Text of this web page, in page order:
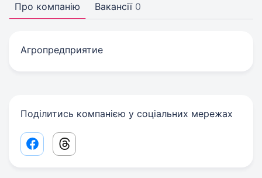
Про компанію Вакансії 0
Агропредприятие
Поділитись компанією у соціальних мережах
Facebook share link
Threads share link